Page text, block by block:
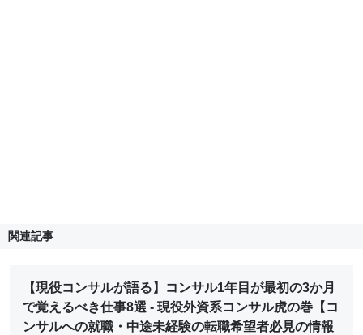
関連記事
【現役コンサルが語る】コンサル1年目が最初の3か月
で覚えるべき仕事8選 - 現役外資系コンサル虎の巻【コ
ンサルへの就職・中途未経験の転職希望者必見の情報